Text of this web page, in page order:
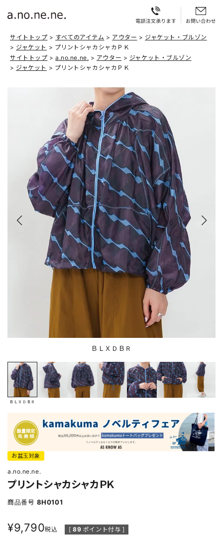
サイトトップ すべてのアイテム アウター
ジャケット・ブルゾン
ジャケット
プリントシャカシャカＰＫ
サイトトップ
a.no.ne.ne. アウター
ジャケット・ブルゾン
ジャケット
プリントシャカシャカＰＫ
ＢＬＸＤＢＲ
ＢＬＸＤＢＲ
お盆玉対象
a.no.ne.ne.
プリントシャカシャカＰＫ
商品番号 8H0101
¥9,790税込 [ 89 ポイント付与 ]